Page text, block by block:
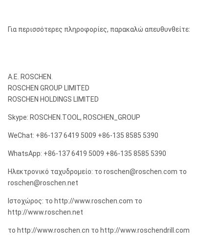
Για περισσότερες πληροφορίες, παρακαλώ απευθυνθείτε:
Α.Ε. ROSCHEN.
ROSCHEN GROUP LIMITED
ROSCHEN HOLDINGS LIMITED
Skype: ROSCHEN.TOOL, ROSCHEN_GROUP
WeChat: +86-137 6419 5009 +86-135 8585 5390
WhatsApp: +86-137 6419 5009 +86-135 8585 5390
Ηλεκτρονικό ταχυδρομείο: το roschen@roschen.com το
roschen@roschen.net
Ιστοχώρος: το http://www.roschen.com το
http://www.roschen.net
το http://www.roschen.cn το http://www.roschendrill.com